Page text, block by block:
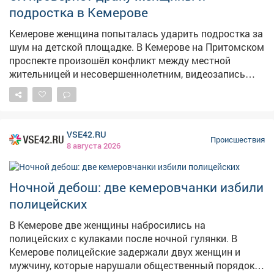
освободить мальчика из металлического плена.
Ребёнка передали маме, от медицинской помощи он
отказался. К счастью, всё обошлось без травм.
Спасатели напоминают: важно следить за детьми во
время игр и объяснять им, какие места могут быть
опасны.
подростка в Кемерове
Кемерове женщина попыталась ударить подростка за
шум на детской площадке. В Кемерове на Притомском
проспекте произошёл конфликт между местной
жительницей и несовершеннолетним, видеозапись
которого разлетелась по соцсетям. Как сообщает
Следком Кузбасса, инцидент случился 5 августа во
и нецензурно выражалась на детской площадке.
Женщине это показалось недопустимым – она
попыталась ударить одного из них по лицу. В ответ
подросток нанёс ей несколько ударов. В
Следственном комитете уточнили, что проверка
организована по статье "Хулиганство". Сейчас
следователи устанавливают все обстоятельства
произошедшего. По результатам проверки будет
принято процессуальное решение.
VSE42.RU
8 августа 2026
Происшествия
Ночной дебош: две кемеровчанки избили
полицейских
В Кемерове две женщины набросились на
полицейских с кулаками после ночной гулянки. В
Кемерове полицейские задержали двух женщин и
мужчину, которые нарушали общественный порядок